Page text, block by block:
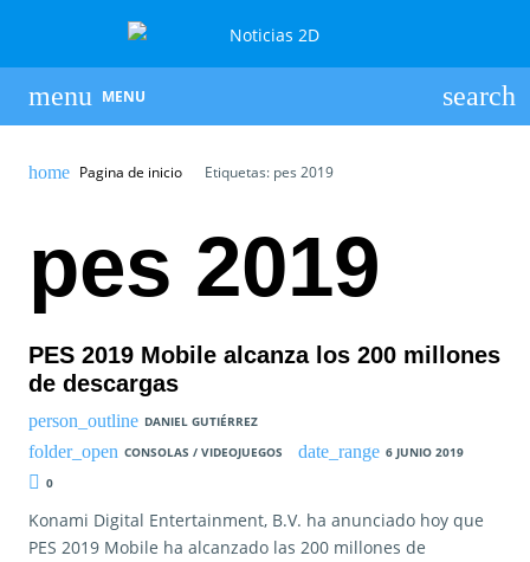
MENU
Pagina de inicio Etiquetas: pes 2019
pes 2019
PES 2019 Mobile alcanza los 200 millones
de descargas
DANIEL GUTIÉRREZ
CONSOLAS / VIDEOJUEGOS
6 JUNIO 2019
0
Konami Digital Entertainment, B.V. ha anunciado hoy que
PES 2019 Mobile ha alcanzado las 200 millones de